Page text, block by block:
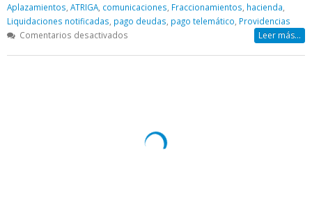
Aplazamientos ATRIGA comunicaciones Fraccionamientos hacienda
Liquidaciones notificadas pago deudas pago telemático Providencias
Comentarios desactivadosen
Leer más...